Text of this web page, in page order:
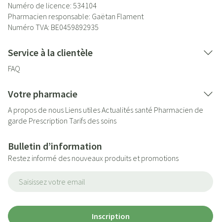
Numéro de licence: 534104
Pharmacien responsable: Gaëtan Flament
Numéro TVA: BE0459892935
Service à la clientèle
FAQ
Votre pharmacie
A propos de nous Liens utilesActualités santé Pharmacien de
garde Prescription Tarifs des soins
Bulletin d’information
Restez informé des nouveaux produits et promotions
Inscription